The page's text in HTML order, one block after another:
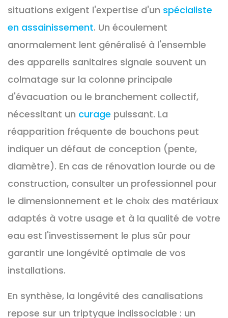
situations exigent l'expertise d'un spécialiste
en assainissement. Un écoulement
anormalement lent généralisé à l'ensemble
des appareils sanitaires signale souvent un
colmatage sur la colonne principale
d'évacuation ou le branchement collectif,
nécessitant un curage puissant. La
réapparition fréquente de bouchons peut
indiquer un défaut de conception (pente,
diamètre). En cas de rénovation lourde ou de
construction, consulter un professionnel pour
le dimensionnement et le choix des matériaux
adaptés à votre usage et à la qualité de votre
eau est l'investissement le plus sûr pour
garantir une longévité optimale de vos
installations.
En synthèse, la longévité des canalisations
repose sur un triptyque indissociable : un